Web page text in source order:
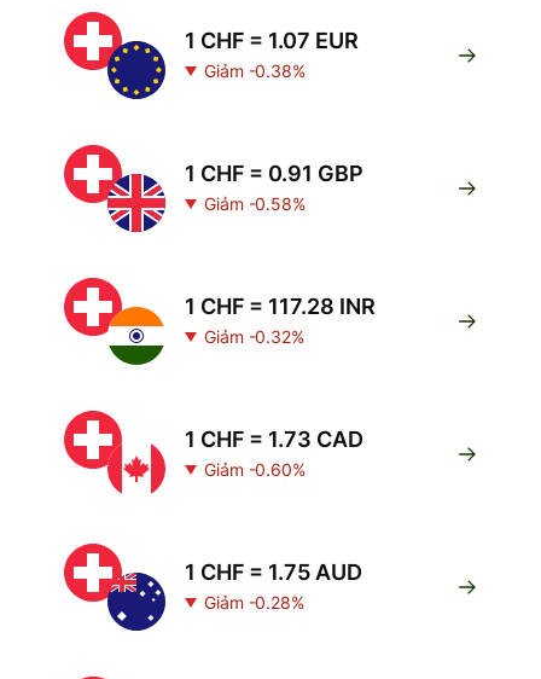
1 CHF = 1.07 EUR
Giảm -0.38%
1 CHF = 0.91 GBP
Giảm -0.58%
1 CHF = 117.28 INR
Giảm -0.32%
1 CHF = 1.73 CAD
Giảm -0.60%
1 CHF = 1.75 AUD
Giảm -0.28%